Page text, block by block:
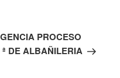
PROCESO
DE ALBAÑILERIA